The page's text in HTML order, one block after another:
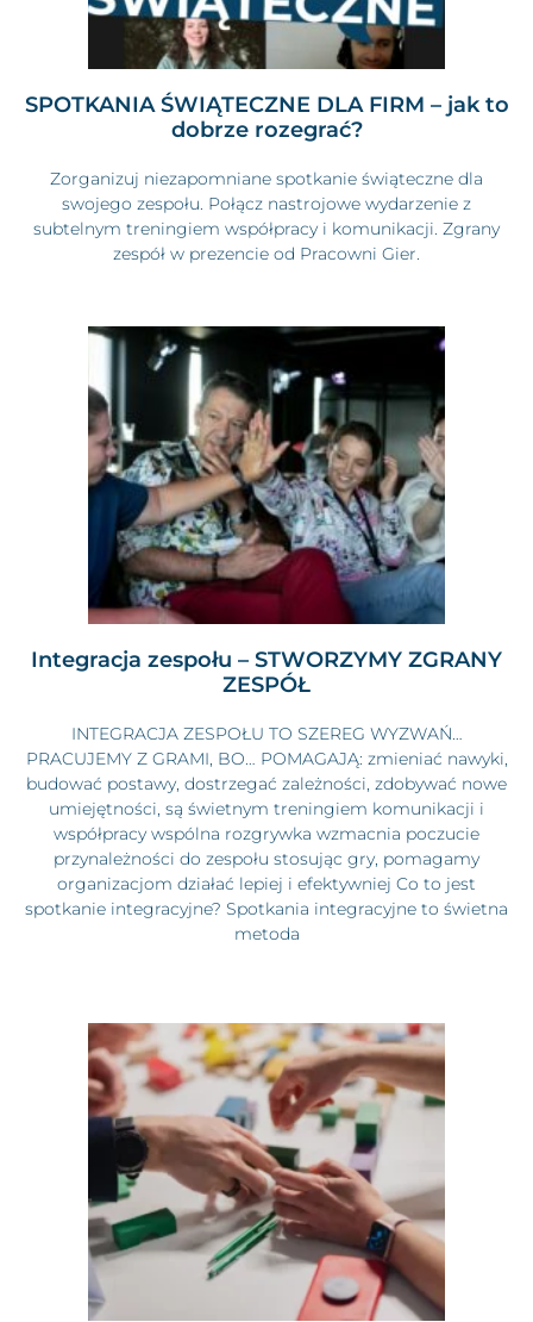
SPOTKANIA ŚWIĄTECZNE DLA FIRM – jak to
dobrze rozegrać?
Zorganizuj niezapomniane spotkanie świąteczne dla
swojego zespołu. Połącz nastrojowe wydarzenie z
subtelnym treningiem współpracy i komunikacji. Zgrany
zespół w prezencie od Pracowni Gier.
Integracja zespołu – STWORZYMY ZGRANY
ZESPÓŁ
INTEGRACJA ZESPOŁU TO SZEREG WYZWAŃ…
PRACUJEMY Z GRAMI, BO… POMAGAJĄ: zmieniać nawyki,
budować postawy, dostrzegać zależności, zdobywać nowe
umiejętności, są świetnym treningiem komunikacji i
współpracy wspólna rozgrywka wzmacnia poczucie
przynależności do zespołu stosując gry, pomagamy
organizacjom działać lepiej i efektywniej Co to jest
spotkanie integracyjne? Spotkania integracyjne to świetna
metoda